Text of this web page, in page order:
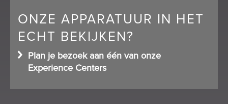
ONZE APPARATUUR IN HET
ECHT BEKIJKEN?
Plan je bezoek aan één van onze
Experience Centers